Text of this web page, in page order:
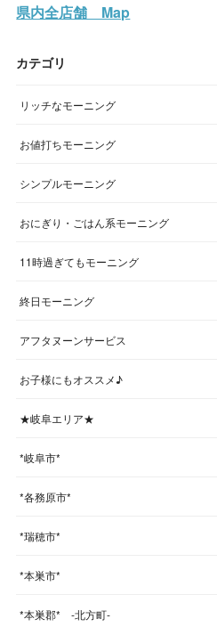
県内全店舗 Map
カテゴリ
リッチなモーニング
お値打ちモーニング
シンプルモーニング
おにぎり・ごはん系モーニング
11時過ぎてもモーニング
終日モーニング
アフタヌーンサービス
お子様にもオススメ♪
★岐阜エリア★
*岐阜市*
*各務原市*
*瑞穂市*
*本巣市*
*本巣郡* -北方町-